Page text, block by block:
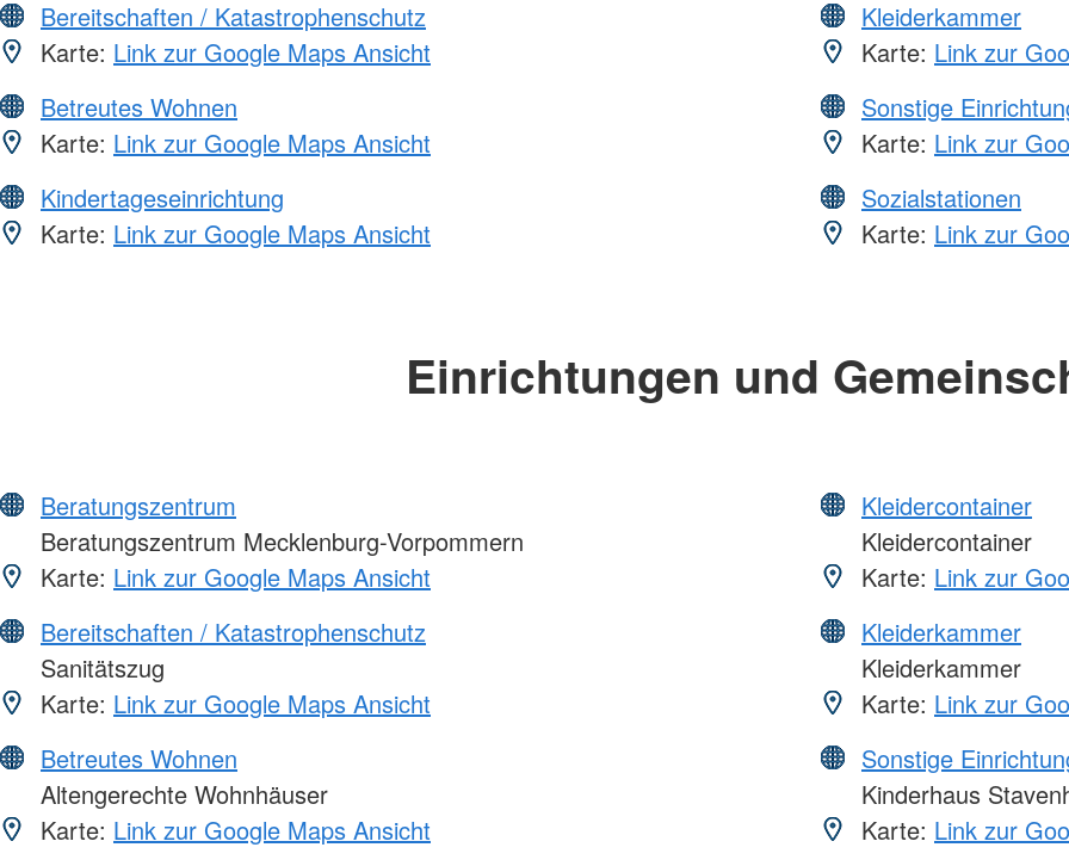
Bereitschaften / Katastrophenschutz
Karte: Link zur Google Maps Ansicht
Betreutes Wohnen
Karte: Link zur Google Maps Ansicht
Kindertageseinrichtung
Karte: Link zur Google Maps Ansicht
Kleiderkammer
Karte: Link zur
Sonstige
Karte: Link zur
Sozialstationen
Karte: Link zur
Einrichtungen und
Beratungszentrum
Beratungszentrum Mecklenburg-Vorpommern
Karte: Link zur Google Maps Ansicht
Bereitschaften / Katastrophenschutz
Sanitätszug
Karte: Link zur Google Maps Ansicht
Betreutes Wohnen
Altengerechte Wohnhäuser
Karte: Link zur Google Maps Ansicht
Kleidercontainer
Kleidercontainer
Karte: Link zur
Kleiderkammer
Kleiderkammer
Karte: Link zur
Sonstige
Kinderhaus
Karte: Link zur